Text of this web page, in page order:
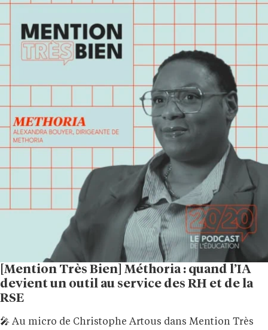
[Mention Très Bien] Méthoria : quand l’IA
devient un outil au service des RH et de la
RSE
🎤 Au micro de Christophe Artous dans Mention Très